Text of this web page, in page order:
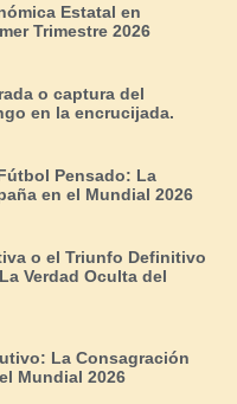
Estatal en
Trimestre 2026
o captura del
en la encrucijada.
Pensado: La
en el Mundial 2026
o el Triunfo Definitivo
Verdad Oculta del
La Consagración
Mundial 2026